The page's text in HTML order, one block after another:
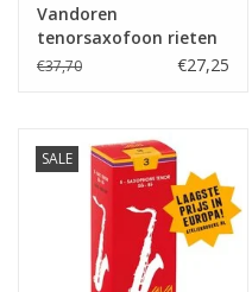
Vandoren
tenorsaxofoon rieten
V21
€37,70 €27,25
SALE